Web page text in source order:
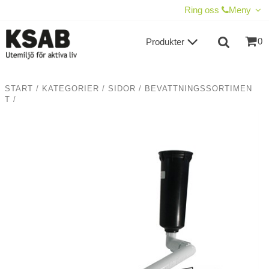
Ring oss Meny
0
Produkter
START / KATEGORIER / SIDOR / BEVATTNINGSSORTIMEN
/
TILL KASSAN